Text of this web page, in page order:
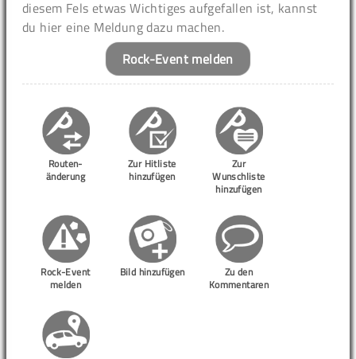
diesem Fels etwas Wichtiges aufgefallen ist, kannst
du hier eine Meldung dazu machen.
Rock-Event melden
Routen-
änderung
Zur Hitliste
hinzufügen
Zur
Wunschliste
hinzufügen
Rock-Event
melden
Bild hinzufügen
Zu den
Kommentaren